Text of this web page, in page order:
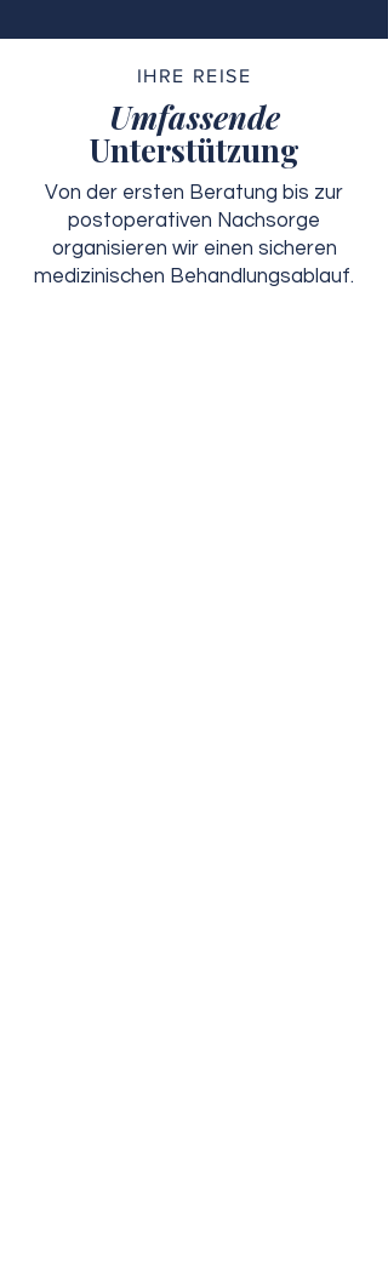
IHRE REISE
Umfassende
Unterstützung
Von der ersten Beratung bis zur
postoperativen Nachsorge
organisieren wir einen sicheren
medizinischen Behandlungsablauf.